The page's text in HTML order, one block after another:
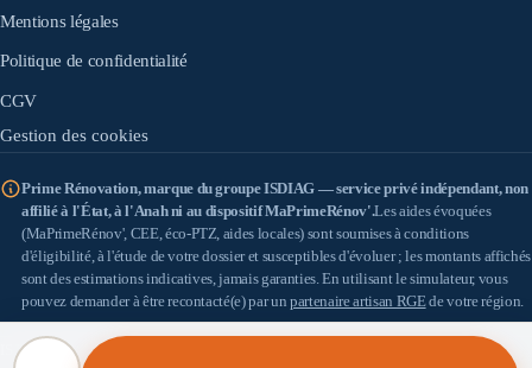
Mentions légales
Politique de confidentialité
CGV
Gestion des cookies
Prime Rénovation, marque du groupe ISDIAG — service privé indépendant, non
affilié à l'État, à l'Anah ni au dispositif MaPrimeRénov'.Les aides évoquées
(MaPrimeRénov', CEE, éco-PTZ, aides locales) sont soumises à conditions
d'éligibilité, à l'étude de votre dossier et susceptibles d'évoluer ; les montants affichés
sont des estimations indicatives, jamais garanties. En utilisant le simulateur, vous
pouvez demander à être recontacté(e) par un partenaire artisan RGEde votre région.
IS DIAG
(SASU au capital de 100 €) — SIRET 898 933 353 00010 — Siège : 18 allée